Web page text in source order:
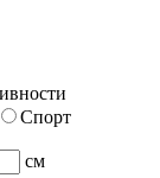
Спорт
см